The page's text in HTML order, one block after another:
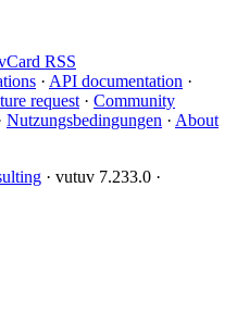
RSS
· API documentation ·
request · Community
Nutzungsbedingungen · About
· vutuv 7.233.0 ·